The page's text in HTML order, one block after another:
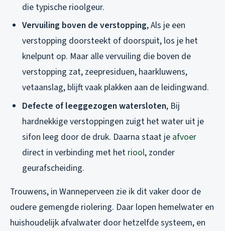
die typische rioolgeur.
Vervuiling boven de verstopping, Als je een
verstopping doorsteekt of doorspuit, los je het
knelpunt op. Maar alle vervuiling die boven de
verstopping zat, zeepresiduen, haarkluwens,
vetaanslag, blijft vaak plakken aan de leidingwand.
Defecte of leeggezogen watersloten, Bij
hardnekkige verstoppingen zuigt het water uit je
sifon leeg door de druk. Daarna staat je afvoer
direct in verbinding met het riool, zonder
geurafscheiding.
Trouwens, in Wanneperveen zie ik dit vaker door de
oudere gemengde riolering. Daar lopen hemelwater en
huishoudelijk afvalwater door hetzelfde systeem, en